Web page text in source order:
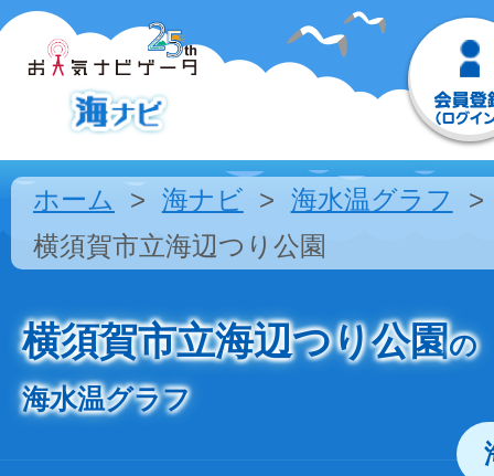
ホーム 海ナビ
海水温グラフ
横須賀市立海辺つり公園
横須賀市立海辺つり公園の
海水温グラフ